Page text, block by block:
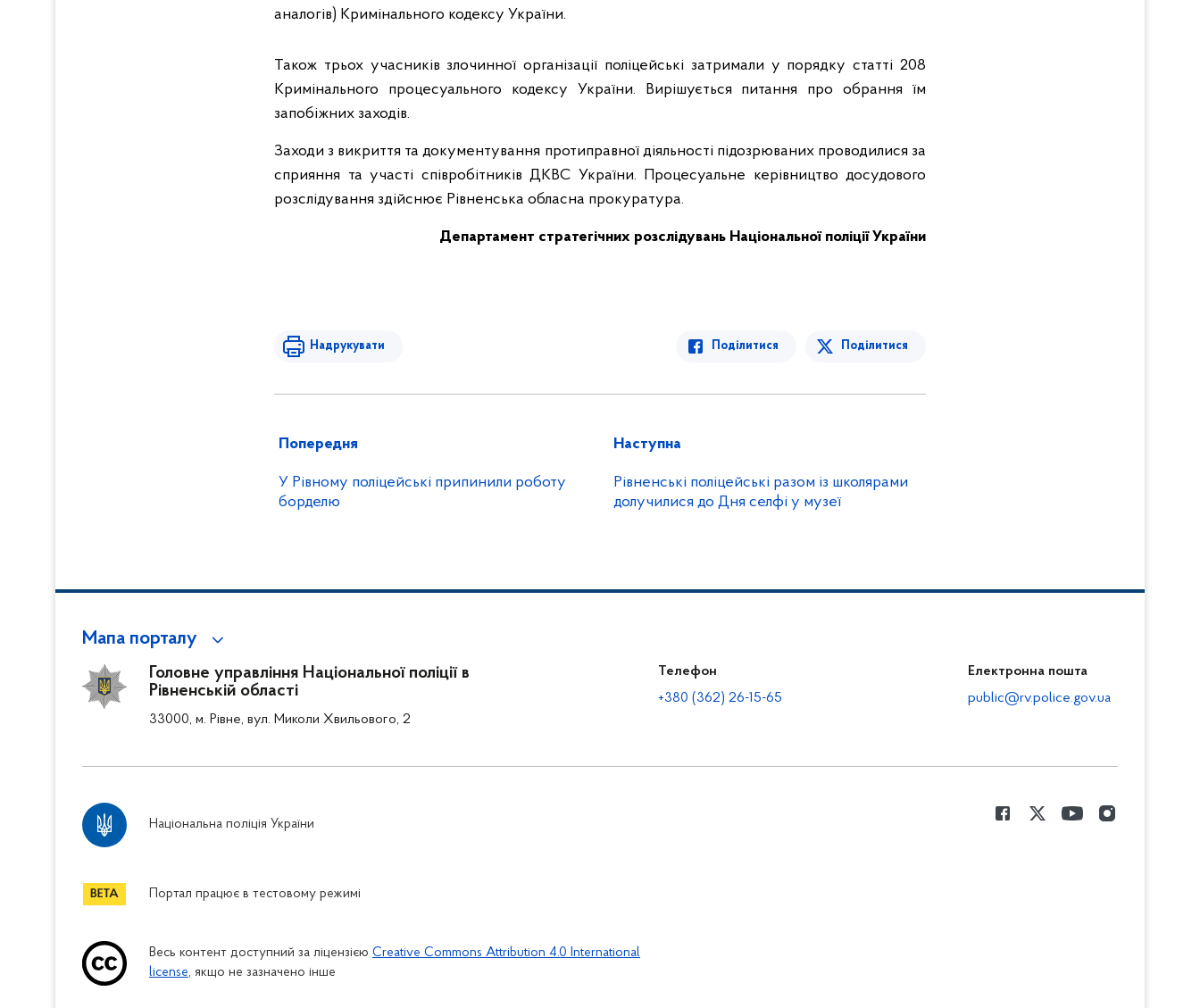
аналогів) Кримінального кодексу України.
Також трьох учасників злочинної організації поліцейські затримали у порядку статті 208
Кримінального процесуального кодексу України. Вирішується питання про обрання їм
запобіжних заходів.
Заходи з викриття та документування протиправної діяльності підозрюваних проводилися за
сприяння та участі співробітників ДКВС України. Процесуальне керівництво досудового
розслідування здійснює Рівненська обласна прокуратура.
Департамент стратегічних розслідувань Національної поліції України
Надрукувати Поділитися Поділитися
Попередня
У Рівному поліцейські припинили роботу
борделю
Наступна
Рівненські поліцейські разом із школярами
долучилися до Дня селфі у музеї
Мапа порталу
Головне управління Національної поліції в
Рівненській області
33000, м. Рівне, вул. Миколи Хвильового, 2
Телефон
+380 (362) 26-15-65
Електронна пошта
public@rv.police.gov.ua
Національна поліція України
Портал працює в тестовому режимі
Весь контент доступний за ліцензією Creative Commons Attribution 4.0 International
license, якщо не зазначено інше